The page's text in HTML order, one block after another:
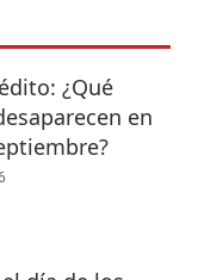
¿Qué
en